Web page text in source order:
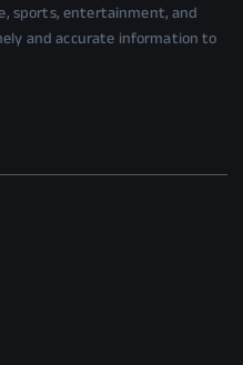
sports, entertainment, and
and accurate information to